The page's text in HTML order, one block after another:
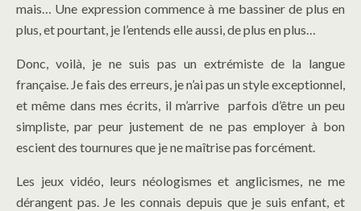
mais… Une expression commence à me bassiner de plus en
plus, et pourtant, je l’entends elle aussi, de plus en plus…
Donc, voilà, je ne suis pas un extrémiste de la langue
française. Je fais des erreurs, je n’ai pas un style exceptionnel,
et même dans mes écrits, il m’arrive parfois d’être un peu
simpliste, par peur justement de ne pas employer à bon
escient des tournures que je ne maîtrise pas forcément.
Les jeux vidéo, leurs néologismes et anglicismes, ne me
dérangent pas. Je les connais depuis que je suis enfant, et